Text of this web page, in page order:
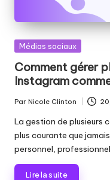
Publié
Médias sociaux
Comment gérer
Instagram
Publié
par
Par Nicole Clinton
La gestion de plusieurs
plus courante que
personnel, professionnel
Lire la suite